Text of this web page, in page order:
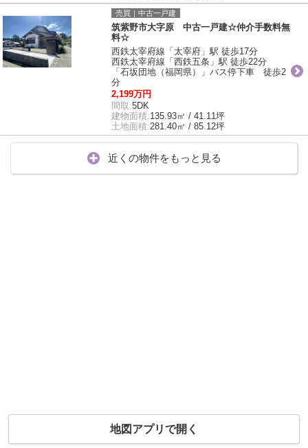
売買｜中古一戸建
筑紫野市大字原 中古一戸建☆仲介手数料無
料☆
西鉄太宰府線「太宰府」駅 徒歩17分
西鉄太宰府線「西鉄五条」駅 徒歩22分
「石坂団地（福岡県）」バス停下車 徒歩2
分
2,199万円
間取:5DK
建物面積:135.93㎡ / 41.11坪
土地面積:281.40㎡ / 85.12坪
近くの物件をもっと見る
地図アプリで開く